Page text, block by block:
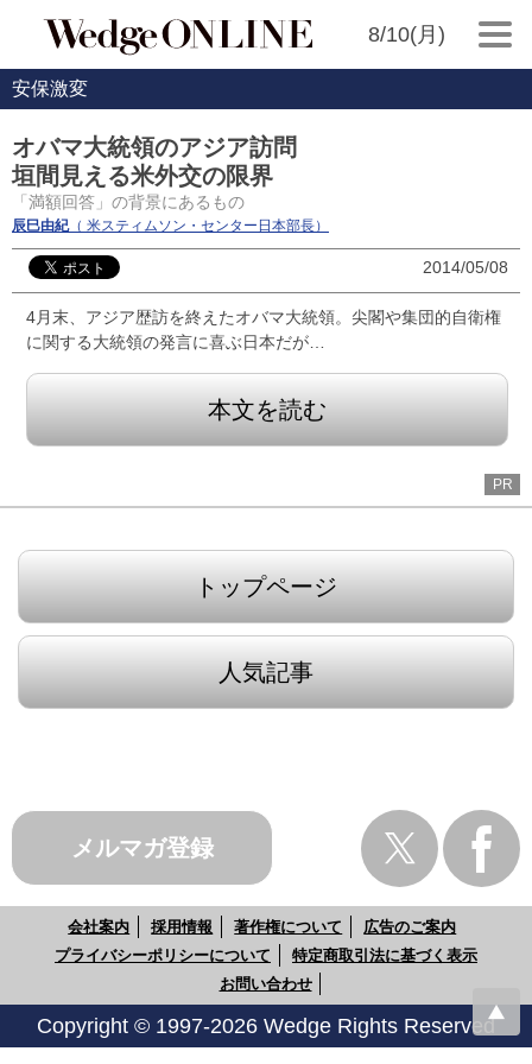
8/10(月)
安保激変
オバマ大統領のアジア訪問
垣間見える米外交の限界
「満額回答」の背景にあるもの
辰巳由紀（ 米スティムソン・センター日本部長）
2014/05/08
4月末、アジア歴訪を終えたオバマ大統領。尖閣や集団的自衛権
に関する大統領の発言に喜ぶ日本だが…
本文を読む
PR
トップページ
人気記事
メルマガ登録
会社案内 採用情報 著作権について
広告のご案内
プライバシーポリシーについて
特定商取引法に基づく表示
お問い合わせ
Copyright © 1997-2026 Wedge Rights Reserved